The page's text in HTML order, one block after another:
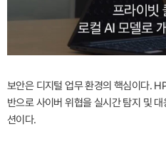
보안은 디지털 업무 환경의 핵심이다.
반으로 사이버 위협을 실시간 탐지 및
션이다.